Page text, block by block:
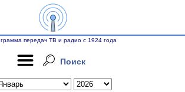
передач ТВ и радио с 1924 года
Поиск